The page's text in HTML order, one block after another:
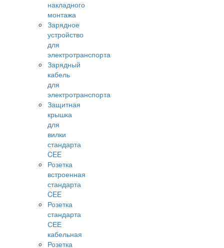
накладного
монтажа
Зарядное
устройство
для
электротранспорта
Зарядный
кабель
для
электротранспорта
Защитная
крышка
для
вилки
стандарта
CEE
Розетка
встроенная
стандарта
CEE
Розетка
стандарта
СЕЕ
кабельная
Розетка